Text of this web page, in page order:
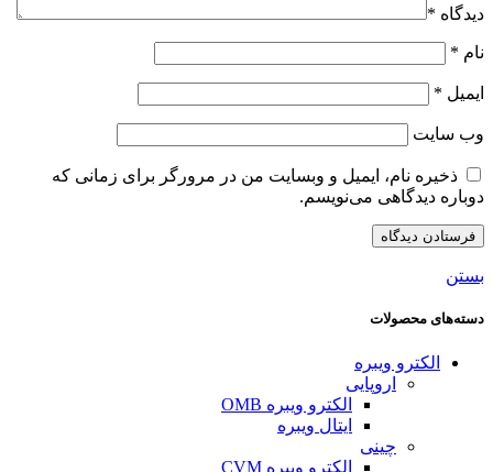
دیدگاه *
نام *
ایمیل *
وب‌ سایت
ذخیره نام، ایمیل و وبسایت من در مرورگر برای زمانی که
دوباره دیدگاهی می‌نویسم.
بستن
دسته‌های محصولات
الکترو ویبره
اروپایی
الکترو ویبره OMB
ایتال ویبره
چینی
الکترو ویبره CVM